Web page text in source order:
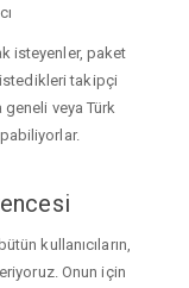
isteyenler, paket
istedikleri takipçi
geneli veya Türk
kullanıcıların,
Onun için